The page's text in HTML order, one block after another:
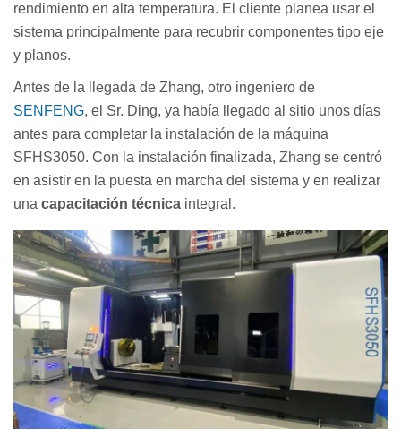
rendimiento en alta temperatura. El cliente planea usar el
sistema principalmente para recubrir componentes tipo eje
y planos.
Antes de la llegada de Zhang, otro ingeniero de
SENFENG, el Sr. Ding, ya había llegado al sitio unos días
antes para completar la instalación de la máquina
SFHS3050. Con la instalación finalizada, Zhang se centró
en asistir en la puesta en marcha del sistema y en realizar
una capacitación técnica integral.